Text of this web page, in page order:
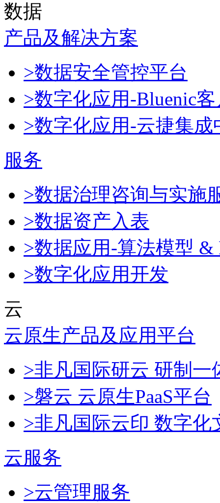
数据
产品及解决方案
>数据安全管控平台
>数字化应用-Bluenic
>数字化应用-云捷集成
服务
>数据治理咨询与实施
>数据资产入表
>数据应用-算法模型 &
>数字化应用开发
云
云原生产品及应用平台
>非凡国际研云 研制
>磐云 云原生PaaS平台
>非凡国际云印 数字化
云服务
>云管理服务